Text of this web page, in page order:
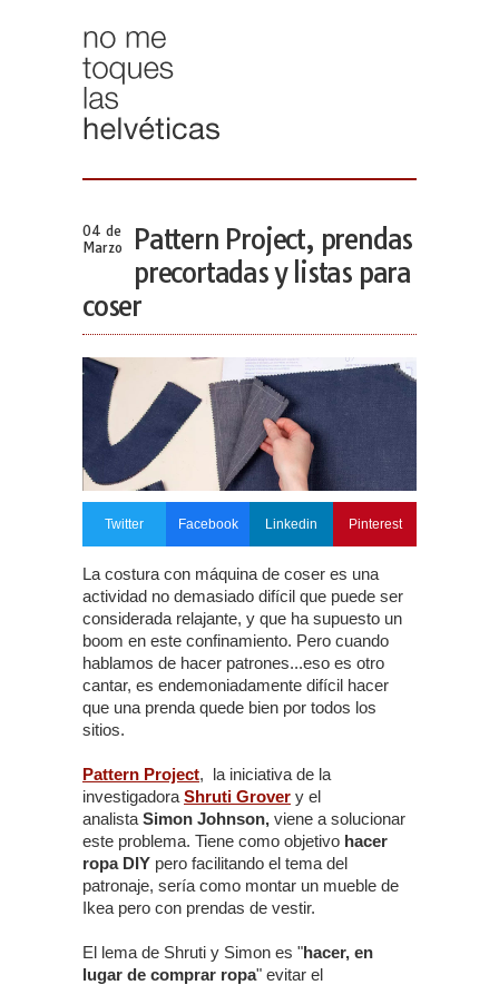
04 de
Marzo
Pattern Project, prendas
precortadas y listas para
coser
Twitter Facebook Linkedin Pinterest
La costura con máquina de coser es una
actividad no demasiado difícil que puede ser
considerada relajante, y que ha supuesto un
boom en este confinamiento. Pero cuando
hablamos de hacer patrones...eso es otro
cantar, es endemoniadamente difícil hacer
que una prenda quede bien por todos los
sitios.
Pattern Project, la iniciativa de la
investigadora Shruti Grover y el
analista Simon Johnson, viene a solucionar
este problema. Tiene como objetivo hacer
ropa DIY pero facilitando el tema del
patronaje, sería como montar un mueble de
Ikea pero con prendas de vestir.
El lema de Shruti y Simon es "hacer, en
lugar de comprar ropa" evitar el